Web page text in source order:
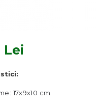
Lei
17x9x10 cm.